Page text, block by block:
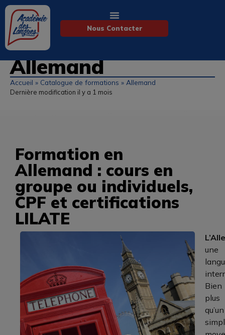
Nous Contacter
Allemand
Accueil » Catalogue de formations » Allemand
Dernière modification il y a 1 mois
Formation en
Allemand : cours en
groupe ou individuels,
CPF et certifications
LILATE
une
Bien
plus
qu’un